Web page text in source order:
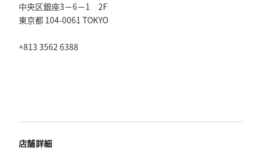
中央区銀座3－6－1 2F
東京都 104-0061 TOKYO
+813 3562 6388
店舗詳細